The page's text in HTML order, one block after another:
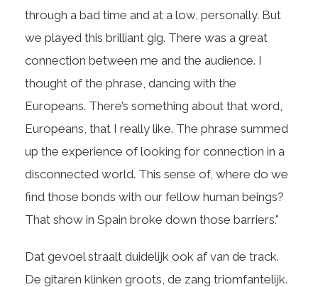
through a bad time and at a low, personally. But
we played this brilliant gig. There was a great
connection between me and the audience. I
thought of the phrase, dancing with the
Europeans. There’s something about that word,
Europeans, that I really like. The phrase summed
up the experience of looking for connection in a
disconnected world. This sense of, where do we
find those bonds with our fellow human beings?
That show in Spain broke down those barriers."
Dat gevoel straalt duidelijk ook af van de track.
De gitaren klinken groots, de zang triomfantelijk.